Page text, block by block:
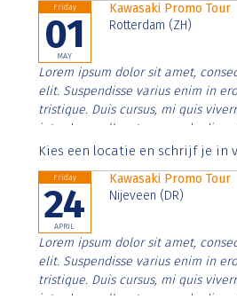
Friday
01
MAY
Kawasaki Promo Tour
Rotterdam (ZH)
Lorem ipsum dolor sit amet,
elit. Suspendisse varius enim in
tristique. Duis cursus, mi quis
interdum nulla, ut commodo diam
Aenean faucibus nibh et justo
Kies een locatie en schrijf je in
Friday
24
APRIL
Kawasaki Promo Tour
Nijeveen (DR)
Lorem ipsum dolor sit amet,
elit. Suspendisse varius enim in
tristique. Duis cursus, mi quis
interdum nulla, ut commodo diam